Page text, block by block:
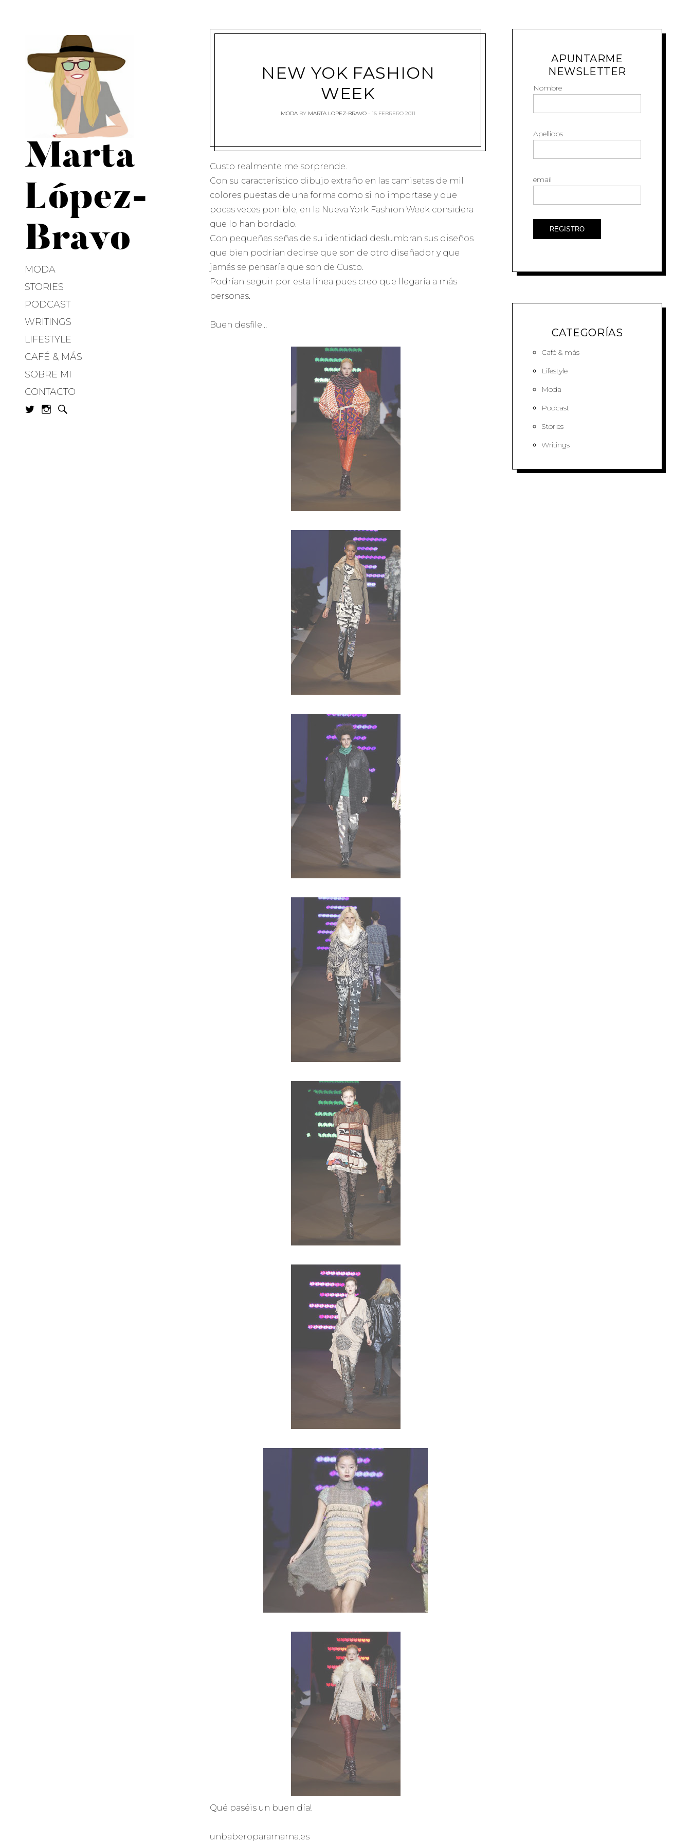
Marta
López-
Bravo
MODA
STORIES
PODCAST
WRITINGS
LIFESTYLE
CAFÉ & MÁS
SOBRE MI
CONTACTO
NEW YOK FASHION
WEEK
MODA BY MARTA LOPEZ-BRAVO 16 FEBRERO 2011
Custo realmente me sorprende.
Con su característico dibujo extraño en las camisetas de mil
colores puestas de una forma como si no importase y que
pocas veces ponible, en la Nueva York Fashion Week considera
que lo han bordado.
Con pequeñas señas de su identidad deslumbran sus diseños
que bien podrían decirse que son de otro diseñador y que
jamás se pensaría que son de Custo.
Podrían seguir por esta línea pues creo que llegaría a más
personas.
Buen desfile…
Qué paséis un buen día!
unbaberoparamama.es
APUNTARME
NEWSLETTER
Nombre
Apellidos
email
CATEGORÍAS
Café & más
Lifestyle
Moda
Podcast
Stories
Writings